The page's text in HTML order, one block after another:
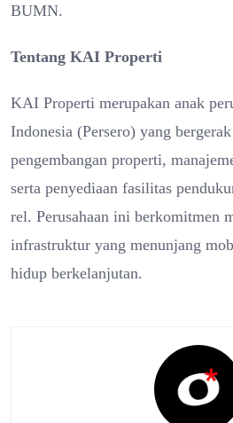
BUMN.
Tentang KAI Properti
KAI Properti merupakan anak
Indonesia (Persero) yang
pengembangan properti,
serta penyediaan fasilitas
rel. Perusahaan ini berkomitmen
infrastruktur yang menunjang
hidup berkelanjutan.